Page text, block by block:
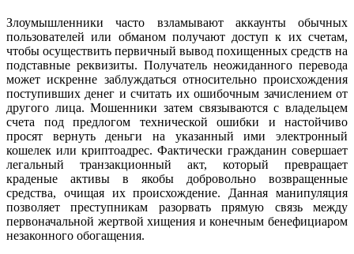
Злоумышленники часто взламывают аккаунты обычных
пользователей или обманом получают доступ к их счетам,
чтобы осуществить первичный вывод похищенных средств на
подставные реквизиты. Получатель неожиданного перевода
может искренне заблуждаться относительно происхождения
поступивших денег и считать их ошибочным зачислением от
другого лица. Мошенники затем связываются с владельцем
счета под предлогом технической ошибки и настойчиво
просят вернуть деньги на указанный ими электронный
кошелек или криптоадрес. Фактически гражданин совершает
легальный транзакционный акт, который превращает
краденые активы в якобы добровольно возвращенные
средства, очищая их происхождение. Данная манипуляция
позволяет преступникам разорвать прямую связь между
первоначальной жертвой хищения и конечным бенефициаром
незаконного обогащения.